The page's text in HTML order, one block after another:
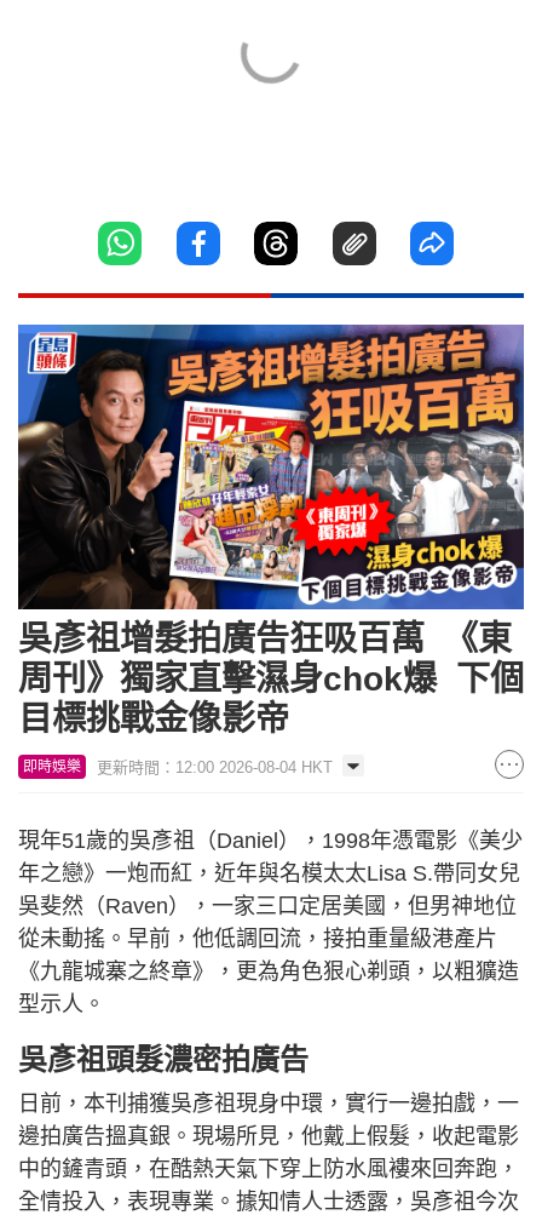
吳彥祖增髮拍廣告狂吸百萬 《東
周刊》獨家直擊濕身chok爆 下個
目標挑戰金像影帝
即時娛樂 更新時間：12:00 2026-08-04 HKT
現年51歲的吳彥祖（Daniel），1998年憑電影《美少
年之戀》一炮而紅，近年與名模太太Lisa S.帶同女兒
吳斐然（Raven），一家三口定居美國，但男神地位
從未動搖。早前，他低調回流，接拍重量級港產片
《九龍城寨之終章》，更為角色狠心剃頭，以粗獷造
型示人。
吳彥祖頭髮濃密拍廣告
日前，本刊捕獲吳彥祖現身中環，實行一邊拍戲，一
邊拍廣告搵真銀。現場所見，他戴上假髮，收起電影
中的鏟青頭，在酷熱天氣下穿上防水風褸來回奔跑，
全情投入，表現專業。據知情人士透露，吳彥祖今次